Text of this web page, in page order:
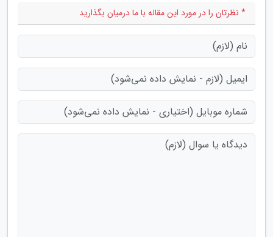
* نظرتان را در مورد این مقاله با ما درمیان بگذارید